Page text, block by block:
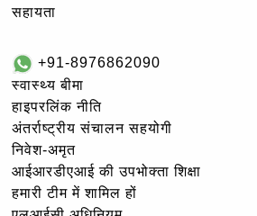
सहायता
+91-8976862090
स्वास्थ्य बीमा
हाइपरलिंक नीति
अंतर्राष्ट्रीय संचालन सहयोगी
निवेश-अमृत
आईआरडीएआई की उपभोक्ता शिक्षा
हमारी टीम में शामिल हों